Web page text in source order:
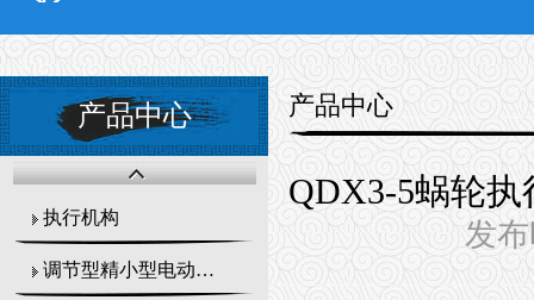
产品中心
执行机构
调节型精小型电动执行器
产品中心
QDX3-5蜗轮
发